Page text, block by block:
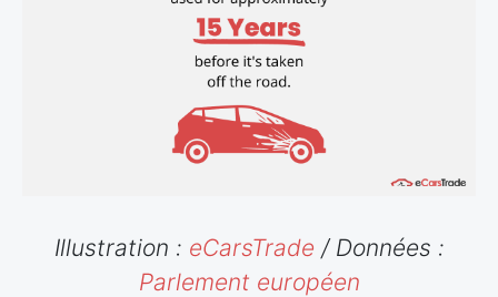
Illustration : eCarsTrade / Données :
Parlement européen